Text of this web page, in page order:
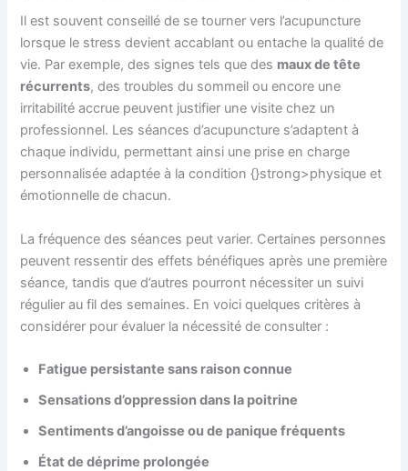
Il est souvent conseillé de se tourner vers l’acupuncture
lorsque le stress devient accablant ou entache la qualité de
vie. Par exemple, des signes tels que des maux de tête
récurrents, des troubles du sommeil ou encore une
irritabilité accrue peuvent justifier une visite chez un
professionnel. Les séances d’acupuncture s’adaptent à
chaque individu, permettant ainsi une prise en charge
personnalisée adaptée à la condition {}strong>physique et
émotionnelle de chacun.
La fréquence des séances peut varier. Certaines personnes
peuvent ressentir des effets bénéfiques après une première
séance, tandis que d’autres pourront nécessiter un suivi
régulier au fil des semaines. En voici quelques critères à
considérer pour évaluer la nécessité de consulter :
Fatigue persistante sans raison connue
Sensations d’oppression dans la poitrine
Sentiments d’angoisse ou de panique fréquents
État de déprime prolongée